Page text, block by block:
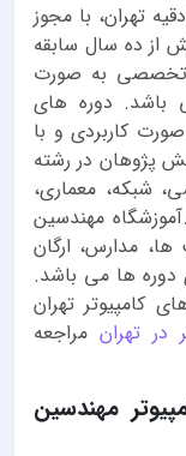
تهران، با مجوز
از ده سال سابقه
تخصصی به صورت
دوره های
کاربردی و با
پژوهان در رشته
شبکه، معماری،
مهندسین
مدارس، ارگان
دوره ها می باشد.
کامپیوتر تهران
در تهران مراجعه
مهندسین